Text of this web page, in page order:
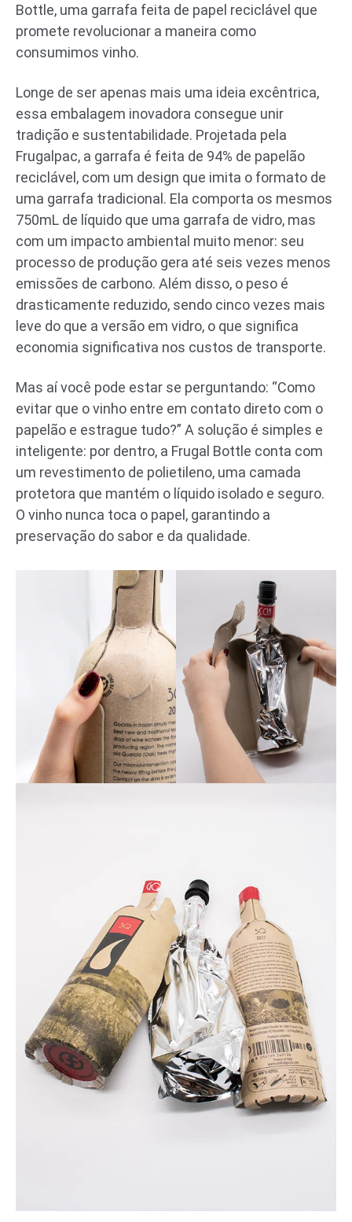
Bottle, uma garrafa feita de papel reciclável que
promete revolucionar a maneira como
consumimos vinho.
Longe de ser apenas mais uma ideia excêntrica,
essa embalagem inovadora consegue unir
tradição e sustentabilidade. Projetada pela
Frugalpac, a garrafa é feita de 94% de papelão
reciclável, com um design que imita o formato de
uma garrafa tradicional. Ela comporta os mesmos
750mL de líquido que uma garrafa de vidro, mas
com um impacto ambiental muito menor: seu
processo de produção gera até seis vezes menos
emissões de carbono. Além disso, o peso é
drasticamente reduzido, sendo cinco vezes mais
leve do que a versão em vidro, o que significa
economia significativa nos custos de transporte.
Mas aí você pode estar se perguntando: “Como
evitar que o vinho entre em contato direto com o
papelão e estrague tudo?” A solução é simples e
inteligente: por dentro, a Frugal Bottle conta com
um revestimento de polietileno, uma camada
protetora que mantém o líquido isolado e seguro.
O vinho nunca toca o papel, garantindo a
preservação do sabor e da qualidade.